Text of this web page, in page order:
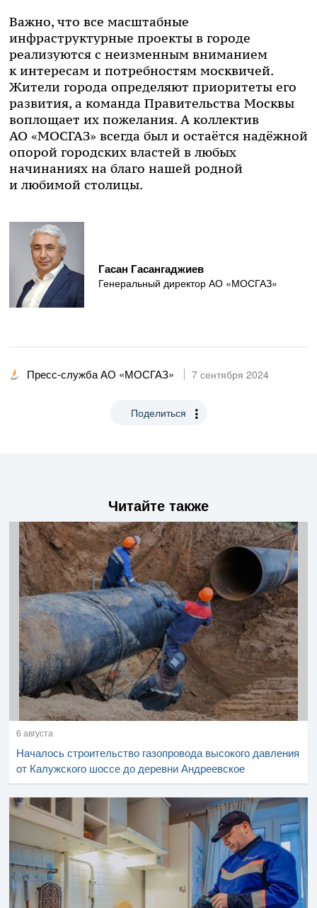
Важно, что все масштабные
инфраструктурные проекты в городе
реализуются с неизменным вниманием
к интересам и потребностям москвичей.
Жители города определяют приоритеты его
развития, а команда Правительства Москвы
воплощает их пожелания. А коллектив
АО «МОСГАЗ» всегда был и остаётся надёжной
опорой городских властей в любых
начинаниях на благо нашей родной
и любимой столицы.
Гасан Гасангаджиев
Генеральный директор АО «МОСГАЗ»
Пресс-служба АО «МОСГАЗ» 7 сентября 2024
Поделиться
Читайте также
6 августа
Началось строительство газопровода высокого давления
от Калужского шоссе до деревни Андреевское